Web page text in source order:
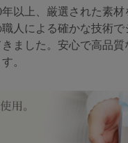
以上、厳選された素材
人による確かな技術で
ました。安心で高品質
。